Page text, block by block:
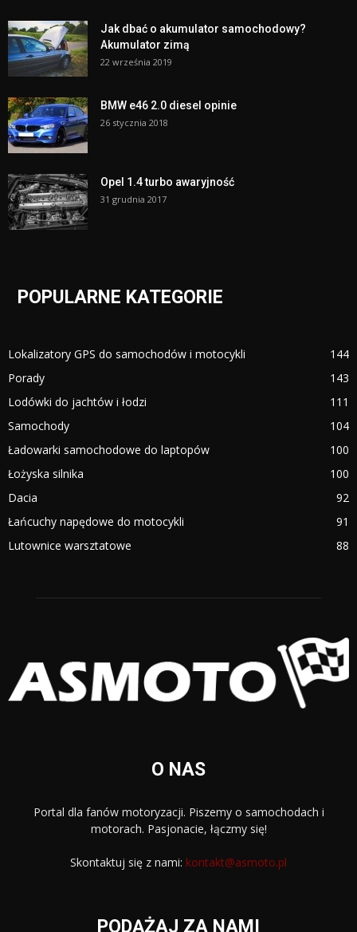
Jak dbać o akumulator samochodowy?
Akumulator zimą
22 września 2019
BMW e46 2.0 diesel opinie
26 stycznia 2018
Opel 1.4 turbo awaryjność
31 grudnia 2017
POPULARNE KATEGORIE
Lokalizatory GPS do samochodów i motocykli
144
Porady
143
Lodówki do jachtów i łodzi
111
Samochody
104
Ładowarki samochodowe do laptopów
100
Łożyska silnika
100
Dacia
92
Łańcuchy napędowe do motocykli
91
Lutownice warsztatowe
88
O NAS
Portal dla fanów motoryzacji. Piszemy o samochodach i
motorach. Pasjonacie, łączmy się!
Skontaktuj się z nami: kontakt@asmoto.pl
PODĄŻAJ ZA NAMI